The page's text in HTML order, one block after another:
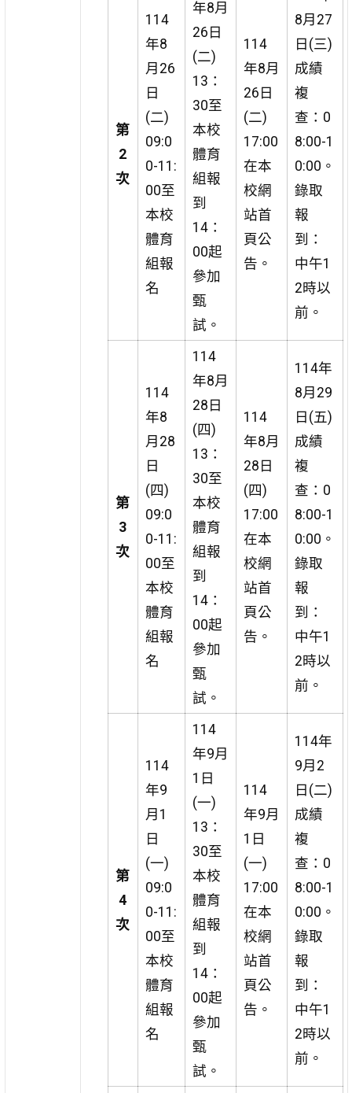
第
2
次
114
年8
月26
日
(二)
09:0
0-11:
00至
本校
體育
組報
名
年8月
26日
(二)
13：
30至
本校
體育
組報
到
14：
00起
參加
甄
試。
114
年8月
26日
(二)
17:00
在本
校網
站首
頁公
告。
8月27
日(三)
成績
複
查：0
8:00-1
0:00。
錄取
報
到：
中午1
2時以
前。
第
3
次
114
年8
月28
日
(四)
09:0
0-11:
00至
本校
體育
組報
名
114
年8月
28日
(四)
13：
30至
本校
體育
組報
到
14：
00起
參加
甄
試。
114
年8月
28日
(四)
17:00
在本
校網
站首
頁公
告。
114年
8月29
日(五)
成績
複
查：0
8:00-1
0:00。
錄取
報
到：
中午1
2時以
前。
第
4
次
114
年9
月1
日
(一)
09:0
0-11:
00至
本校
體育
組報
名
114
年9月
1日
(一)
13：
30至
本校
體育
組報
到
14：
00起
參加
甄
試。
114
年9月
1日
(一)
17:00
在本
校網
站首
頁公
告。
114年
9月2
日(二)
成績
複
查：0
8:00-1
0:00。
錄取
報
到：
中午1
2時以
前。